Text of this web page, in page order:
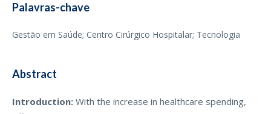
Palavras-chave
Gestão em Saúde; Centro Cirúrgico Hospitalar; Tecnologia
Abstract
Introduction: With the increase in healthcare spending,